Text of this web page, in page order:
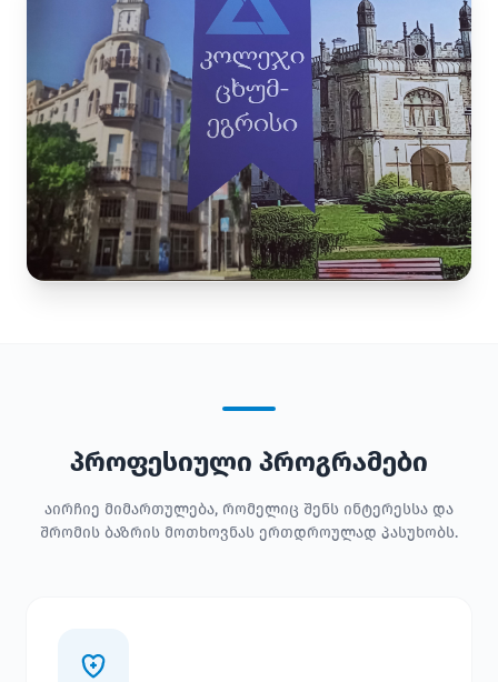
პროფესიული პროგრამები
აირჩიე მიმართულება, რომელიც შენს ინტერესსა და
შრომის ბაზრის მოთხოვნას ერთდროულად პასუხობს.